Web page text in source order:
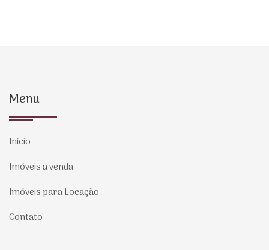
Menu
Início
Imóveis a venda
Imóveis para Locação
Contato